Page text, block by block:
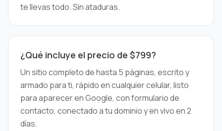
te llevas todo. Sin ataduras.
¿Qué incluye el precio de $799?
Un sitio completo de hasta 5 páginas, escrito y
armado para ti, rápido en cualquier celular, listo
para aparecer en Google, con formulario de
contacto, conectado a tu dominio y en vivo en 2
días.